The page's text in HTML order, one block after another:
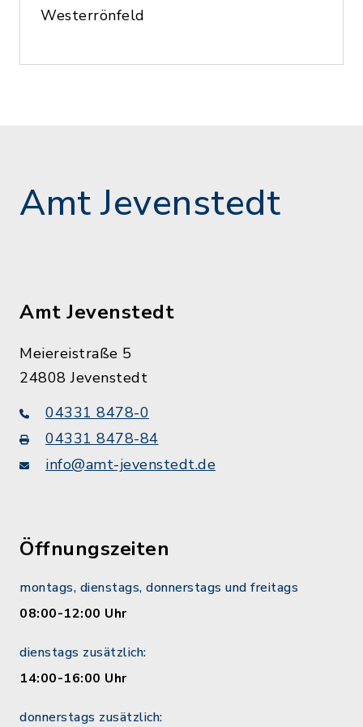
Westerrönfeld
Amt Jevenstedt
Amt Jevenstedt
Meiereistraße 5
24808 Jevenstedt
04331 8478-0
04331 8478-84
info@amt-jevenstedt.de
Öffnungszeiten
montags, dienstags, donnerstags und freitags
08:00-12:00 Uhr
dienstags zusätzlich:
14:00-16:00 Uhr
donnerstags zusätzlich: